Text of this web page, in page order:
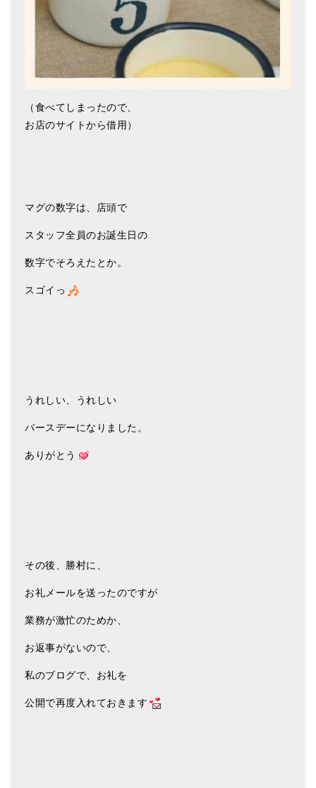
（食べてしまったので、
お店のサイトから借用）
マグの数字は、店頭で
スタッフ全員のお誕生日の
数字でそろえたとか。
スゴイっ
うれしい、うれしい
バースデーになりました。
ありがとう
その後、勝村に、
お礼メールを送ったのですが
業務が激忙のためか、
お返事がないので、
私のブログで、お礼を
公開で再度入れておきます